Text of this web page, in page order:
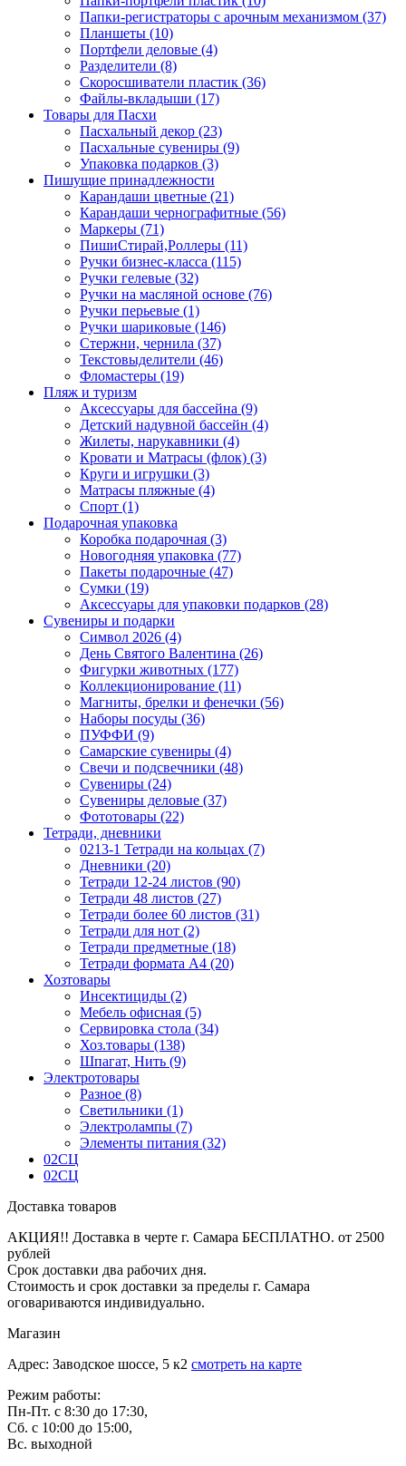
Папки-регистраторы с арочным механизмом (37)
Планшеты (10)
Портфели деловые (4)
Разделители (8)
Скоросшиватели пластик (36)
Файлы-вкладыши (17)
Товары для Пасхи
Пасхальный декор (23)
Пасхальные сувениры (9)
Упаковка подарков (3)
Пишущие принадлежности
Карандаши цветные (21)
Карандаши чернографитные (56)
Маркеры (71)
ПишиСтирай,Роллеры (11)
Ручки бизнес-класса (115)
Ручки гелевые (32)
Ручки на масляной основе (76)
Ручки перьевые (1)
Ручки шариковые (146)
Стержни, чернила (37)
Текстовыделители (46)
Фломастеры (19)
Пляж и туризм
Аксессуары для бассейна (9)
Детский надувной бассейн (4)
Жилеты, нарукавники (4)
Кровати и Матрасы (флок) (3)
Круги и игрушки (3)
Матрасы пляжные (4)
Спорт (1)
Подарочная упаковка
Коробка подарочная (3)
Новогодняя упаковка (77)
Пакеты подарочные (47)
Сумки (19)
Аксессуары для упаковки подарков (28)
Сувениры и подарки
Символ 2026 (4)
День Святого Валентина (26)
Фигурки животных (177)
Коллекционирование (11)
Магниты, брелки и фенечки (56)
Наборы посуды (36)
ПУФФИ (9)
Самарские сувениры (4)
Свечи и подсвечники (48)
Сувениры (24)
Сувениры деловые (37)
Фототовары (22)
Тетради, дневники
0213-1 Тетради на кольцах (7)
Дневники (20)
Тетради 12-24 листов (90)
Тетради 48 листов (27)
Тетради более 60 листов (31)
Тетради для нот (2)
Тетради предметные (18)
Тетради формата А4 (20)
Хозтовары
Инсектициды (2)
Мебель офисная (5)
Сервировка стола (34)
Хоз.товары (138)
Шпагат, Нить (9)
Электротовары
Разное (8)
Светильники (1)
Электролампы (7)
Элементы питания (32)
02СЦ
02СЦ
Доставка товаров
АКЦИЯ!! Доставка в черте г. Самара БЕСПЛАТНО. от 2500
рублей
Срок доставки два рабочих дня.
Стоимость и срок доставки за пределы г. Самара
оговариваются индивидуально.
Магазин
Адрес: Заводское шоссе, 5 к2 смотреть на карте
Режим работы:
Пн-Пт. с 8:30 до 17:30,
Сб. с 10:00 до 15:00,
Вс. выходной